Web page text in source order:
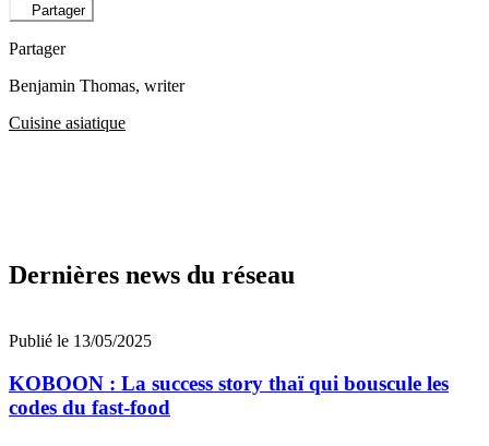
Partager
Partager
Benjamin Thomas, writer
Cuisine asiatique
Dernières news du réseau
Publié le 13/05/2025
KOBOON : La success story thaï qui bouscule les
codes du fast-food